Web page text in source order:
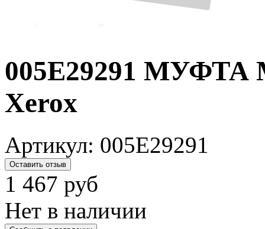
005E29291
Xerox
Артикул: 005E29291
Оставить отзыв
1 467 руб
Нет в наличии